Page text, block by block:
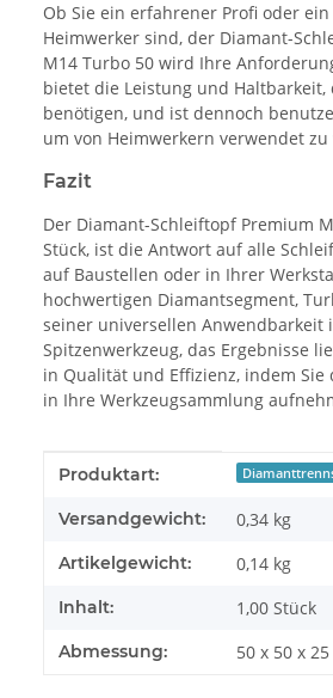
Ob Sie ein erfahrener Profi oder
Heimwerker sind, der Diamant-
M14 Turbo 50 wird Ihre
bietet die Leistung und Haltbarkeit,
benötigen, und ist dennoch
um von Heimwerkern verwendet
Fazit
Der Diamant-Schleiftopf Premium
Stück, ist die Antwort auf alle
auf Baustellen oder in Ihrer
hochwertigen Diamantsegment,
seiner universellen Anwendbarkeit
Spitzenwerkzeug, das Ergebnisse
in Qualität und Effizienz, indem Sie
in Ihre Werkzeugsammlung
Produkteigenschaft
Wert
Produktart:
Versandgewicht: 0,34 kg
Artikelgewicht: 0,14 kg
Inhalt: 1,00 Stück
Abmessung: 50 x 50 x